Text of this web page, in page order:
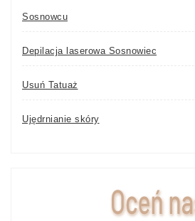
Sosnowcu
Depilacja laserowa Sosnowiec
Usuń Tatuaż
Ujędrnianie skóry